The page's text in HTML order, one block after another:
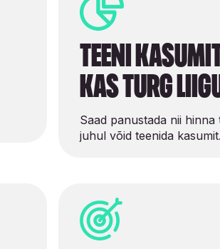
Teeni
kas turg
Saad panustada nii
juhul võid teenida kasumit.